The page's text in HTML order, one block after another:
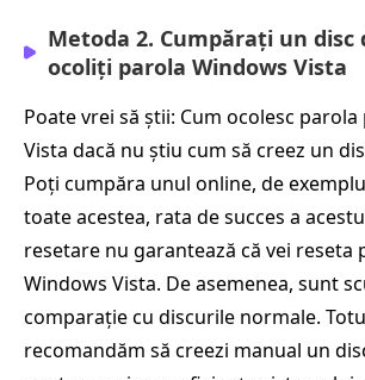
Metoda 2. Cumpărați un disc
ocoliți parola Windows Vista
Poate vrei să știi: Cum ocolesc
Vista dacă nu știu cum să creez un
Poți cumpăra unul online, de
toate acestea, rata de succes a
resetare nu garantează că vei reseta
Windows Vista. De asemenea, sunt
comparație cu discurile normale.
recomandăm să creezi manual un